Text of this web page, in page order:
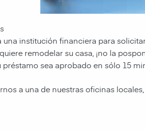
una institución financiera para
remodelar su casa, ¡no la
sea aprobado en sólo 15
a una de nuestras oficinas